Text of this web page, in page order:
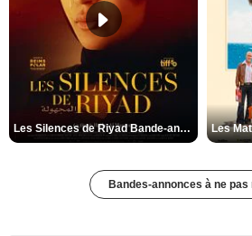
Les Silences de Riyad Bande-annonce VO STFR
Bandes-annonces à ne pas